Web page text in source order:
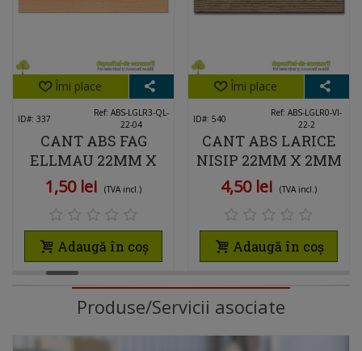
Îmi place
ID#: 337
Ref: ABS-LGLR3-QL-
22-04
CANT ABS FAG
ELLMAU 22MM X
0,4MM
1,50 lei (TVA incl.)
Adaugă în coș
Îmi place
ID#: 540
Ref: ABS-LGLR0-VI-
22-2
CANT ABS LARICE
NISIP 22MM X 2MM
4,50 lei (TVA incl.)
Adaugă în coș
Produse/Servicii asociate